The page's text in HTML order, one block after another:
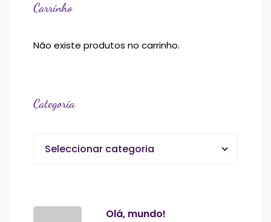
Carrinho
Não existe produtos no carrinho.
Categoria
Seleccionar categoria
Olá, mundo!